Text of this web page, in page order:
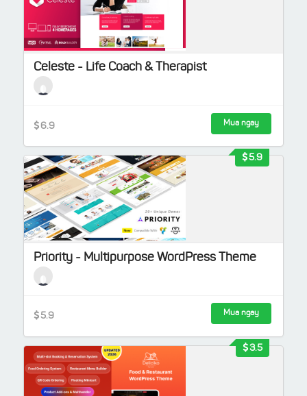
Celeste - Life Coach & Therapist
6.9 Mua ngay
Priority - Multipurpose WordPress Theme
5.9 Mua ngay
5.9
3.5